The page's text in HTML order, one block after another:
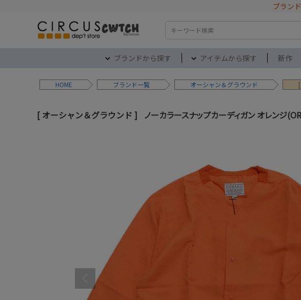
ブラン
検索
ブランドから探す アイテムから探す 新作
HOME ブランド オーシャン＆グラウンド
オーシャン＆グラウンド ノーカラースナップカーディガン オレンジ